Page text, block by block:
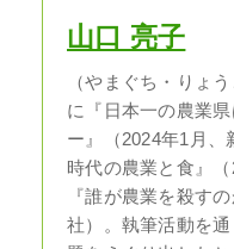
山口 亮子
（やまぐち・りょ
に『日本一の農業
ー』（2024年1月、
時代の農業と食』
『誰が農業を殺す
社）。執筆活動を